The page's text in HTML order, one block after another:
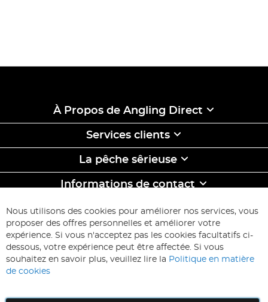
À Propos de Angling Direct
Services clients
La pêche sêrieuse
Informations de contact
ABONNEZ-VOUS & ECONOMISEZ
Inscription
à
d’information
:
Inscription
Nous utilisons des cookies pour améliorer nos services, vous
proposer des offres personnelles et améliorer votre
expérience. Si vous n'acceptez pas les cookies facultatifs ci-
dessous, votre expérience peut être affectée. Si vous
souhaitez en savoir plus, veuillez lire la Politique en matière
de cookies